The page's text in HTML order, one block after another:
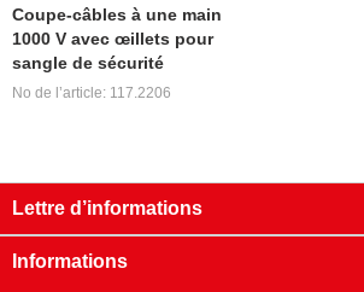
Coupe-câbles à une main
1000 V avec œillets pour
sangle de sécurité
No de l’article: 117.2206
Lettre d’informations
Informations